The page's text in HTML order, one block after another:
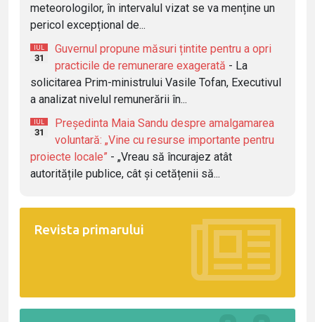
meteorologilor, în intervalul vizat se va menține un
pericol excepțional de...
IUL
31
Guvernul propune măsuri țintite pentru a opri
practicile de remunerare exagerată - La
solicitarea Prim-ministrului Vasile Tofan, Executivul
a analizat nivelul remunerării în...
IUL
31
Președinta Maia Sandu despre amalgamarea
voluntară: „Vine cu resurse importante pentru
proiecte locale” - „Vreau să încurajez atât
autoritățile publice, cât și cetățenii să...
Revista primarului